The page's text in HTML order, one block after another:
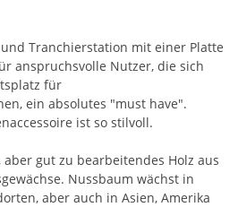
Tranchierstation mit einer Platte
anspruchsvolle Nutzer, die sich
für
ein absolutes "must have".
ist so stilvoll.
gut zu bearbeitendes Holz aus
Nussbaum wächst in
aber auch in Asien, Amerika